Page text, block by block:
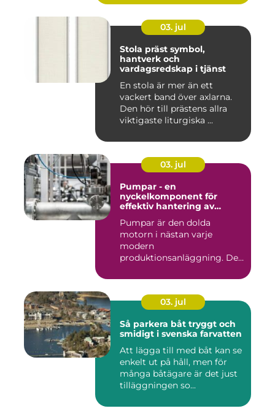
03. jul
Stola präst symbol,
hantverk och
vardagsredskap i tjänst
En stola är mer än ett
vackert band över axlarna.
Den hör till prästens allra
viktigaste liturgiska ...
03. jul
Pumpar - en
nyckelkomponent för
effektiv hantering av
Pumpar är den dolda
motorn i nästan varje
modern
produktionsanläggning. De
03. jul
Så parkera båt tryggt och
smidigt i svenska farvatten
Att lägga till med båt kan se
enkelt ut på håll, men för
många båtägare är det just
tilläggningen so...